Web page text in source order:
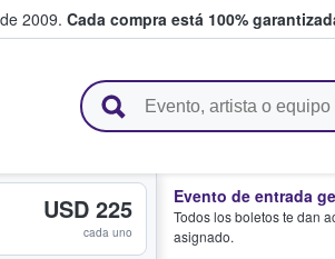
2009. Cada compra está 100%
boletos
USD 225
cada uno
Evento de entrada
Todos los boletos te dan
asignado.